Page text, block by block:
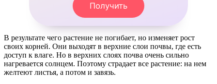
Получить
В результате чего растение не погибает, но изменяет рост
своих корней. Они выходят в верхние слои почвы, где есть
доступ к влаге. Но в верхних слоях почва очень сильно
нагревается солнцем. Поэтому страдает все растение: на нем
желтеют листья, а потом и завязь.